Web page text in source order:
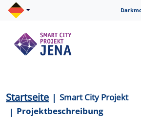
Direkt zum Inhalt
Pfadnavigation
Startseite
Smart City Projekt
Projektbeschreibung
Cookie-Einstellungen